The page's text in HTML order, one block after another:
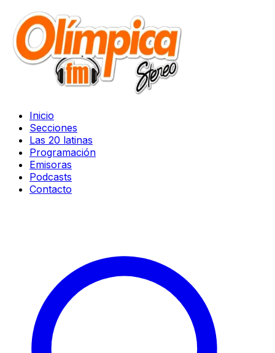
Inicio
Secciones
Las 20 latinas
Programación
Emisoras
Podcasts
Contacto